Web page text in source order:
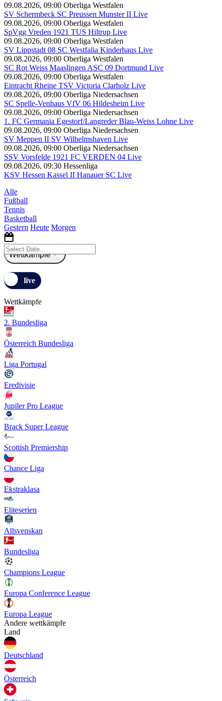
09.08.2026, 09:00 Oberliga Westfalen
SV Schermbeck SC Preussen Munster II Live
09.08.2026, 09:00 Oberliga Westfalen
SpVgg Vreden 1921 TUS Hiltrup Live
09.08.2026, 09:00 Oberliga Westfalen
SV Lippstadt 08 SC Westfalia Kinderhaus Live
09.08.2026, 09:00 Oberliga Westfalen
SC Rot Weiss Maaslingen ASC 09 Dortmund Live
09.08.2026, 09:00 Oberliga Westfalen
Eintracht Rheine TSV Victoria Clarholz Live
09.08.2026, 09:00 Oberliga Niedersachsen
SC Spelle-Venhaus VfV 06 Hildesheim Live
09.08.2026, 09:00 Oberliga Niedersachsen
1. FC Germania Egestorf/Langreder Blau-Weiss Lohne Live
09.08.2026, 09:00 Oberliga Niedersachsen
SV Meppen II SV Wilhelmshaven Live
09.08.2026, 09:00 Oberliga Niedersachsen
SSV Vorsfelde 1921 FC VERDEN 04 Live
09.08.2026, 09:30 Hessenliga
KSV Hessen Kassel II Hanauer SC Live
Alle
Fußball
Tennis
Basketball
Gestern Heute Morgen
Wettkämpfe
Wettkämpfe
2. Bundesliga
Österreich Bundesliga
Liga Portugal
Eredivisie
Jupiler Pro League
Brack Super League
Scottish Premiership
Chance Liga
Ekstraklasa
Eliteserien
Allsvenskan
Bundesliga
Champions League
Europa Conference League
Europa League
Andere wettkämpfe
Land
Deutschland
Österreich